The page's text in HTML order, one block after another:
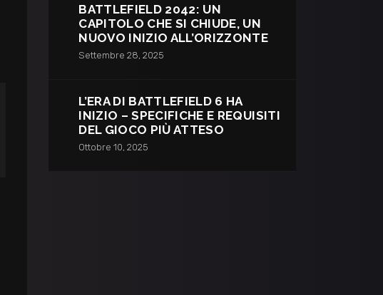
BATTLEFIELD 2042: UN
CAPITOLO CHE SI CHIUDE, UN
NUOVO INIZIO ALL’ORIZZONTE
Settembre 28, 2025
L’ERA DI BATTLEFIELD 6 HA
INIZIO – SPECIFICHE E REQUISITI
DEL GIOCO PIÙ ATTESO
Ottobre 10, 2025